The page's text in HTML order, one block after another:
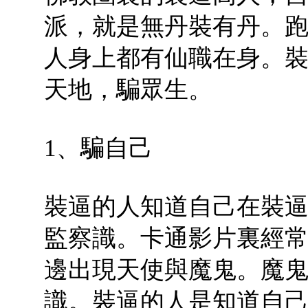
派，就是無丹裝有丹。
人身上都有仙職在身。
天地，騙眾生。
1、騙自己
裝逼的人知道自己在裝
監察識。卡通影片裏經
邊出現天使與魔鬼。魔
識。裝逼的人是知道自